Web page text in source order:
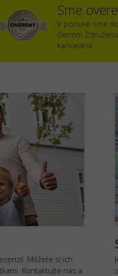
Sme
V ponuke sme
členom
kancelária.
Môžete si ich
Kontaktujte nás a